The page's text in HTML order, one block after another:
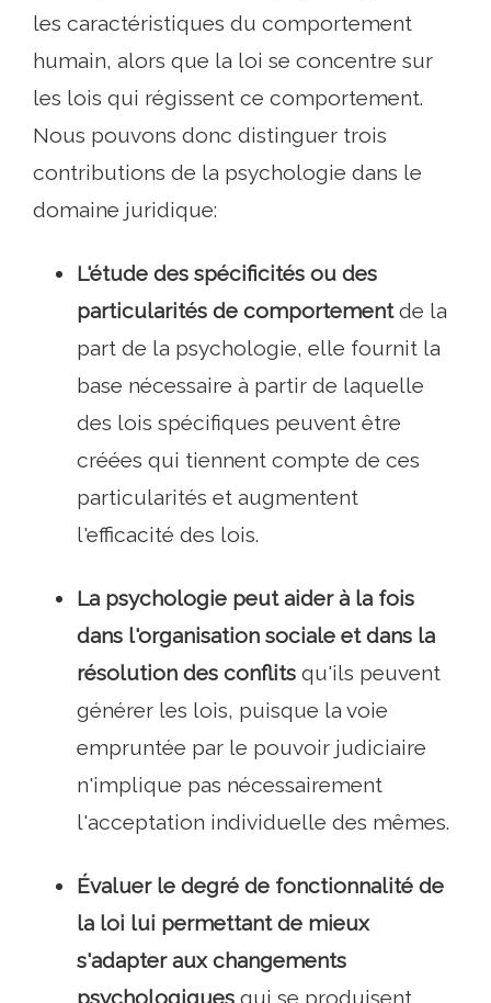
les caractéristiques du comportement
humain, alors que la loi se concentre sur
les lois qui régissent ce comportement.
Nous pouvons donc distinguer trois
contributions de la psychologie dans le
domaine juridique:
L'étude des spécificités ou des
particularités de comportementde la
part de la psychologie, elle fournit la
base nécessaire à partir de laquelle
des lois spécifiques peuvent être
créées qui tiennent compte de ces
particularités et augmentent
l'efficacité des lois.
La psychologie peut aider à la fois
dans l'organisation sociale et dans la
résolution des conflits qu'ils peuvent
générer les lois, puisque la voie
empruntée par le pouvoir judiciaire
n'implique pas nécessairement
l'acceptation individuelle des mêmes.
Évaluer le degré de fonctionnalité de
la loi lui permettant de mieux
s'adapter aux changements
psychologiques qui se produisent